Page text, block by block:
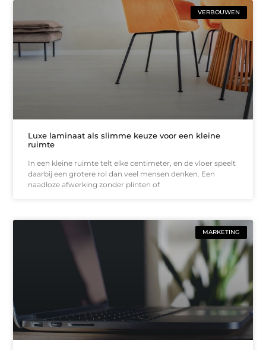
VERBOUWEN
Luxe laminaat als slimme keuze voor een kleine
ruimte
In een kleine ruimte telt elke centimeter, en de vloer speelt
daarbij een grotere rol dan veel mensen denken. Een
naadloze afwerking zonder plinten of
MARKETING